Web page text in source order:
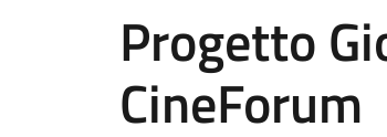
Progetto
CineForum